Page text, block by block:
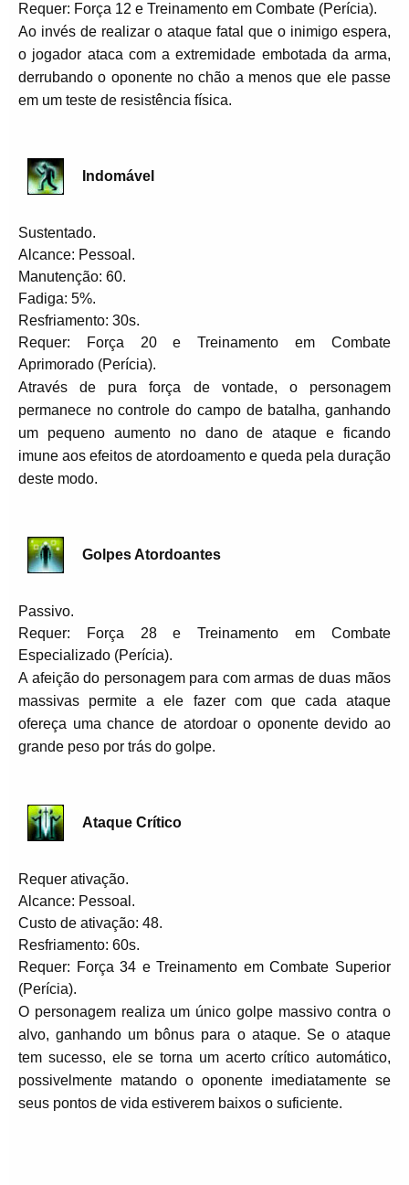
Requer: Força 12 e Treinamento em Combate (Perícia).
Ao invés de realizar o ataque fatal que o inimigo espera,
o jogador ataca com a extremidade embotada da arma,
derrubando o oponente no chão a menos que ele passe
em um teste de resistência física.
Indomável
Sustentado.
Alcance: Pessoal.
Manutenção: 60.
Fadiga: 5%.
Resfriamento: 30s.
Requer: Força 20 e Treinamento em Combate
Aprimorado (Perícia).
Através de pura força de vontade, o personagem
permanece no controle do campo de batalha, ganhando
um pequeno aumento no dano de ataque e ficando
imune aos efeitos de atordoamento e queda pela duração
deste modo.
Golpes Atordoantes
Passivo.
Requer: Força 28 e Treinamento em Combate
Especializado (Perícia).
A afeição do personagem para com armas de duas mãos
massivas permite a ele fazer com que cada ataque
ofereça uma chance de atordoar o oponente devido ao
grande peso por trás do golpe.
Ataque Crítico
Requer ativação.
Alcance: Pessoal.
Custo de ativação: 48.
Resfriamento: 60s.
Requer: Força 34 e Treinamento em Combate Superior
(Perícia).
O personagem realiza um único golpe massivo contra o
alvo, ganhando um bônus para o ataque. Se o ataque
tem sucesso, ele se torna um acerto crítico automático,
possivelmente matando o oponente imediatamente se
seus pontos de vida estiverem baixos o suficiente.